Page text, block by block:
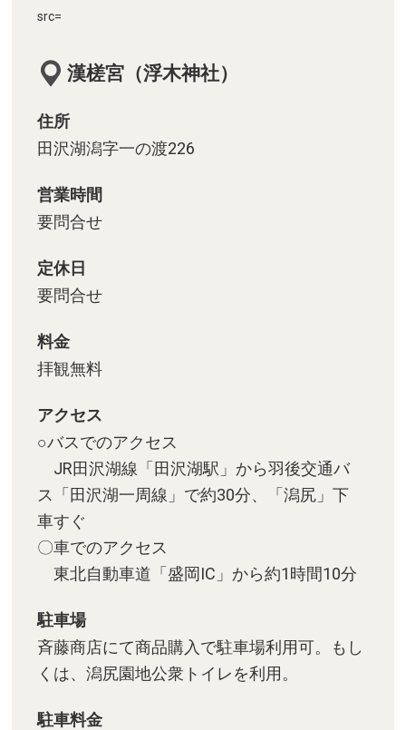
src=
漢槎宮（浮木神社）
住所
田沢湖潟字一の渡226
営業時間
要問合せ
定休日
要問合せ
料金
拝観無料
アクセス
○バスでのアクセス
JR田沢湖線「田沢湖駅」から羽後交通バ
ス「田沢湖一周線」で約30分、「潟尻」下
車すぐ
〇車でのアクセス
東北自動車道「盛岡IC」から約1時間10分
駐車場
斉藤商店にて商品購入で駐車場利用可。もし
くは、潟尻園地公衆トイレを利用。
駐車料金